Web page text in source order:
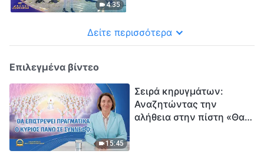
4:35
Δείτε περισσότερα
Επιλεγμένα βίντεο
15:45
Σειρά κηρυγμάτων:
Αναζητώντας την
αλήθεια στην πίστη «Θα